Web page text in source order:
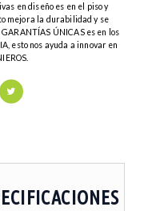
en diseño es en el piso y
mejora la durabilidad y se
ÚNICAS es en los
esto nos ayuda a innovar en